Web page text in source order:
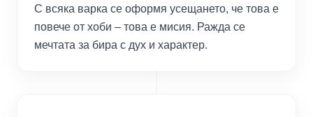
С всяка варка се оформя усещането, че това е
повече от хоби – това е мисия. Ражда се
мечтата за бира с дух и характер.